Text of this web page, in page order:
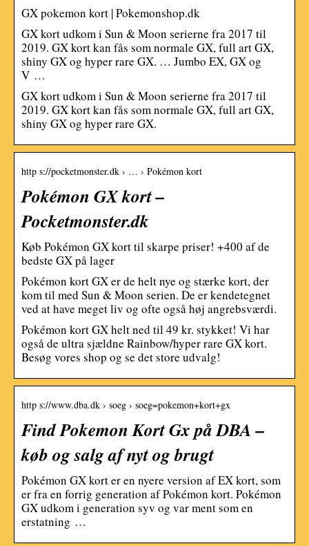
GX pokemon kort | Pokemonshop.dk
GX kort udkom i Sun & Moon serierne fra 2017 til
2019. GX kort kan fås som normale GX, full art GX,
shiny GX og hyper rare GX. … Jumbo EX, GX og
V …
GX kort udkom i Sun & Moon serierne fra 2017 til
2019. GX kort kan fås som normale GX, full art GX,
shiny GX og hyper rare GX.
http s://pocketmonster.dk › … › Pokémon kort
Pokémon GX kort –
Pocketmonster.dk
Køb Pokémon GX kort til skarpe priser! +400 af de
bedste GX på lager
Pokémon kort GX er de helt nye og stærke kort, der
kom til med Sun & Moon serien. De er kendetegnet
ved at have meget liv og ofte også høj angrebsværdi.
Pokémon kort GX helt ned til 49 kr. stykket! Vi har
også de ultra sjældne Rainbow/hyper rare GX kort.
Besøg vores shop og se det store udvalg!
http s://www.dba.dk › soeg › soeg=pokemon+kort+gx
Find Pokemon Kort Gx på DBA –
køb og salg af nyt og brugt
Pokémon GX kort er en nyere version af EX kort, som
er fra en forrig generation af Pokémon kort. Pokémon
GX udkom i generation syv og var ment som en
erstatning …